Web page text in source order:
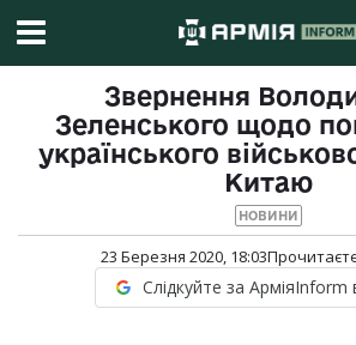
Звернення
Зеленського щодо
українського
Китаю
НОВИНИ
23 Березня 2020, 18:03
Слідкуйте за АрміяInform